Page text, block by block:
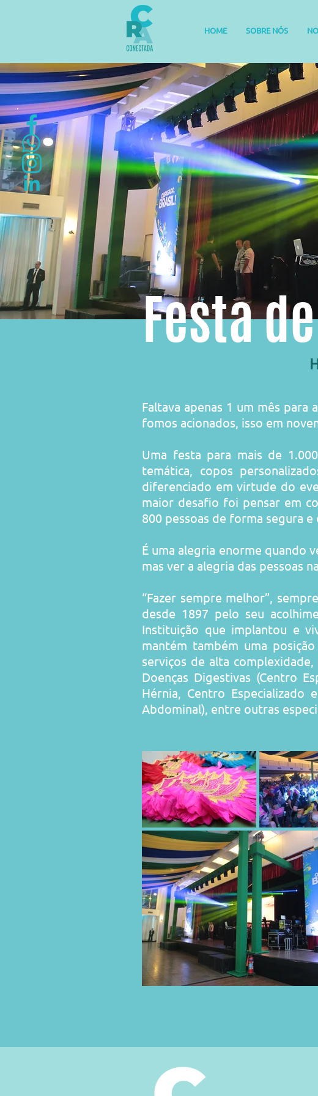
HOME SOBRE NÓS
Festa
Faltava apenas 1 um mês
fomos acionados, isso em
Uma festa para mais de
temática, copos
diferenciado em virtude do
maior desafio foi pensar em
800 pessoas de forma segura e
É uma alegria enorme quando
mas ver a alegria das pessoas
“Fazer sempre melhor”,
desde 1897 pelo seu
Instituição que implantou e
mantém também uma
serviços de alta
Doenças Digestivas (Centro
Hérnia, Centro Especializado
Abdominal), entre outras